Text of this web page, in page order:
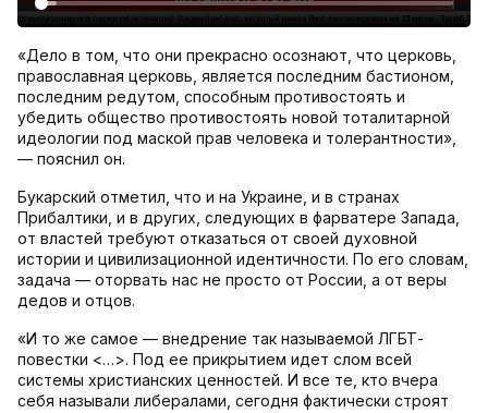
«Дело в том, что они прекрасно осознают, что церковь,
православная церковь, является последним бастионом,
последним редутом, способным противостоять и
убедить общество противостоять новой тоталитарной
идеологии под маской прав человека и толерантности»,
— пояснил он.
Букарский отметил, что и на Украине, и в странах
Прибалтики, и в других, следующих в фарватере Запада,
от властей требуют отказаться от своей духовной
истории и цивилизационной идентичности. По его словам,
задача — оторвать нас не просто от России, а от веры
дедов и отцов.
«И то же самое — внедрение так называемой ЛГБТ-
повестки <…>. Под ее прикрытием идет слом всей
системы христианских ценностей. И все те, кто вчера
себя называли либералами, сегодня фактически строят